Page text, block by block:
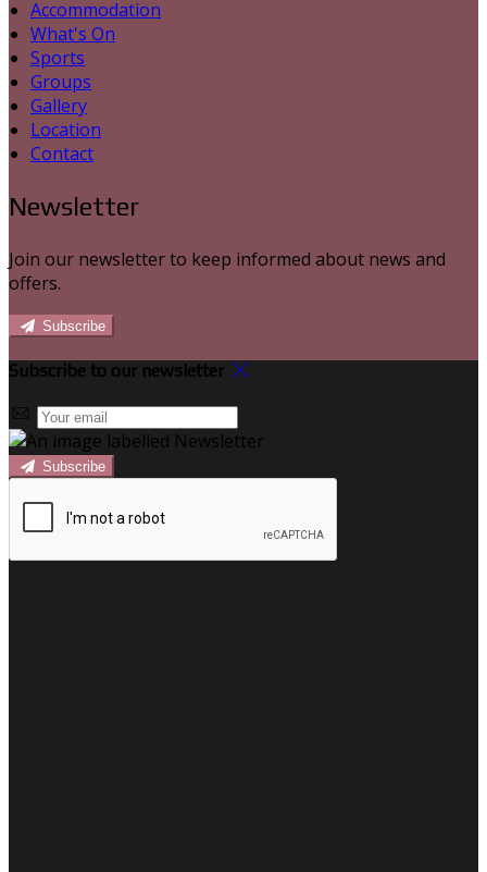
Accommodation
What's On
Sports
Groups
Gallery
Location
Contact
Newsletter
Join our newsletter to keep informed about news and
offers.
Subscribe
Subscribe to our newsletter
Subscribe